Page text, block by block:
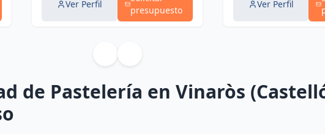
Ver Perfil
presupuesto
Ver Perfil
de Pastelería en Vinaròs